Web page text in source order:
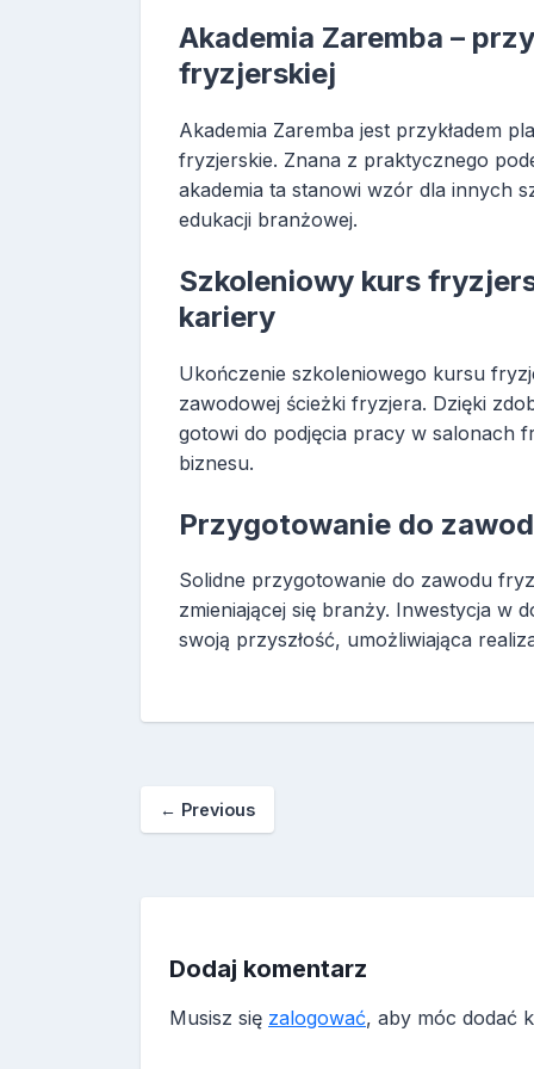
Akademia Zaremba –
fryzjerskiej
Akademia Zaremba jest przykładem
fryzjerskie. Znana z praktycznego
akademia ta stanowi wzór dla innych
edukacji branżowej.
Szkoleniowy kurs
kariery
Ukończenie szkoleniowego kursu
zawodowej ścieżki fryzjera. Dzięki
gotowi do podjęcia pracy w salonach
biznesu.
Przygotowanie do
Solidne przygotowanie do zawodu
zmieniającej się branży. Inwestycja w
swoją przyszłość, umożliwiająca
← Previous
Dodaj komentarz
Musisz się zalogować, aby móc dodać